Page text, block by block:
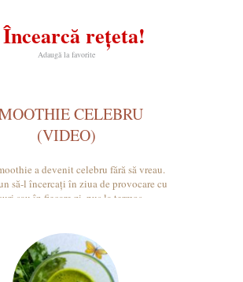
Încearcă rețeta!
Adaugă la favorite
CELEBRU
(VIDEO)
a devenit celebru fără să vreau.
să-l încercați în ziua de provocare cu
sau în fiecare zi, pus la termos.